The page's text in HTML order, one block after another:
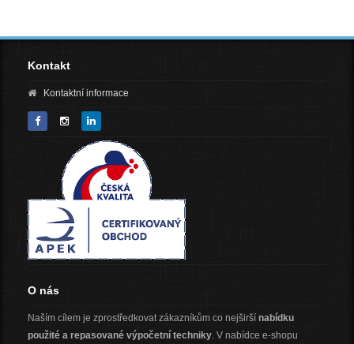
Kontakt
Kontaktní informace
O nás
Naším cílem je zprostředkovat zákazníkům co nejširší nabídku
použité a repasované výpočetní techniky. V nabídce e-shopu